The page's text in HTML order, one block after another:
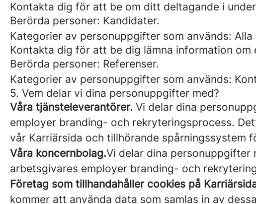
Kontakta dig för att be om ditt deltagande i
Berörda personer: Kandidater.
Kategorier av personuppgifter som används:
Kontakta dig för att be dig lämna information
Berörda personer: Referenser.
Kategorier av personuppgifter som används:
5. Vem delar vi dina personuppgifter med?
Våra tjänsteleverantörer. Vi delar dina
employer branding- och rekryteringsprocess.
vår Karriärsida och tillhörande spårningssystem
Våra koncernbolag.Vi delar dina personuppgifter
arbetsgivares employer branding- och
Företag som tillhandahåller cookies på
kommer att använda data som samlas in av